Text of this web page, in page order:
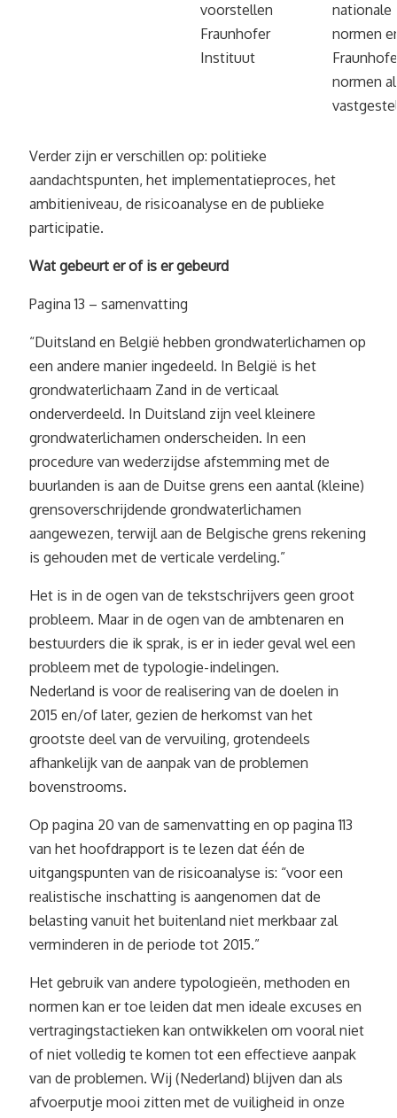
voorstellen
Fraunhofer
Instituut
nationale
normen
normen
Verder zijn er verschillen op: politieke
aandachtspunten, het implementatieproces, het
ambitieniveau, de risicoanalyse en de publieke
participatie.
Wat gebeurt er of is er gebeurd
Pagina 13 – samenvatting
“Duitsland en België hebben grondwaterlichamen op
een andere manier ingedeeld. In België is het
grondwaterlichaam Zand in de verticaal
onderverdeeld. In Duitsland zijn veel kleinere
grondwaterlichamen onderscheiden. In een
procedure van wederzijdse afstemming met de
buurlanden is aan de Duitse grens een aantal (kleine)
grensoverschrijdende grondwaterlichamen
aangewezen, terwijl aan de Belgische grens rekening
is gehouden met de verticale verdeling.”
Het is in de ogen van de tekstschrijvers geen groot
probleem. Maar in de ogen van de ambtenaren en
bestuurders die ik sprak, is er in ieder geval wel een
probleem met de typologie-indelingen.
Nederland is voor de realisering van de doelen in
2015 en/of later, gezien de herkomst van het
grootste deel van de vervuiling, grotendeels
afhankelijk van de aanpak van de problemen
bovenstrooms.
Op pagina 20 van de samenvatting en op pagina 113
van het hoofdrapport is te lezen dat één de
uitgangspunten van de risicoanalyse is: “voor een
realistische inschatting is aangenomen dat de
belasting vanuit het buitenland niet merkbaar zal
verminderen in de periode tot 2015.”
Het gebruik van andere typologieën, methoden en
normen kan er toe leiden dat men ideale excuses en
vertragingstactieken kan ontwikkelen om vooral niet
of niet volledig te komen tot een effectieve aanpak
van de problemen. Wij (Nederland) blijven dan als
afvoerputje mooi zitten met de vuiligheid in onze